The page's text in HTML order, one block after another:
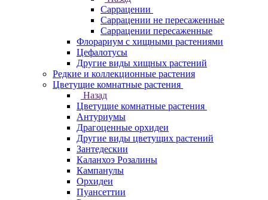
Саррацении
Саррацении не пересаженные
Саррацении пересаженные
Флорариум с хищными растениями
Цефалотусы
Другие виды хищных растений
Редкие и коллекционные растения
Цветущие комнатные растения
Назад
Цветущие комнатные растения
Антуриумы
Драгоценные орхидеи
Другие виды цветущих растений
Зантедескии
Каланхоэ Розалины
Кампанулы
Орхидеи
Пуансеттии